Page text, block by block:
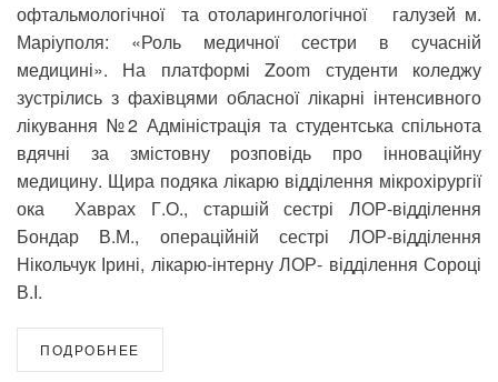
офтальмологічної та отоларингологічної галузей м.
Маріуполя: «Роль медичної сестри в сучасній
медицині». На платформі Zoom студенти коледжу
зустрілись з фахівцями обласної лікарні інтенсивного
лікування №2 Адміністрація та студентська спільнота
вдячні за змістовну розповідь про інноваційну
медицину. Щира подяка лікарю відділення мікрохірургії
ока Хаврах Г.О., старшій сестрі ЛОР-відділення
Бондар В.М., операційній сестрі ЛОР-відділення
Нікольчук Ірині, лікарю-інтерну ЛОР- відділення Сороці
В.І.
ПОДРОБНЕЕ